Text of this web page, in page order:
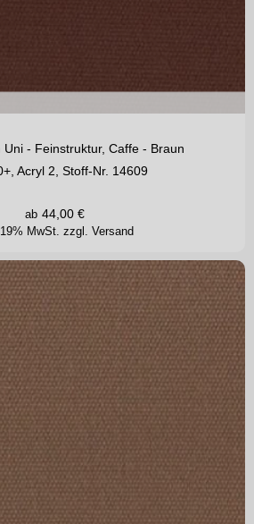
Uni - Feinstruktur, Caffe - Braun
Acryl 2, Stoff-Nr. 14609
MwSt. zzgl. Versand
ab 44,00€